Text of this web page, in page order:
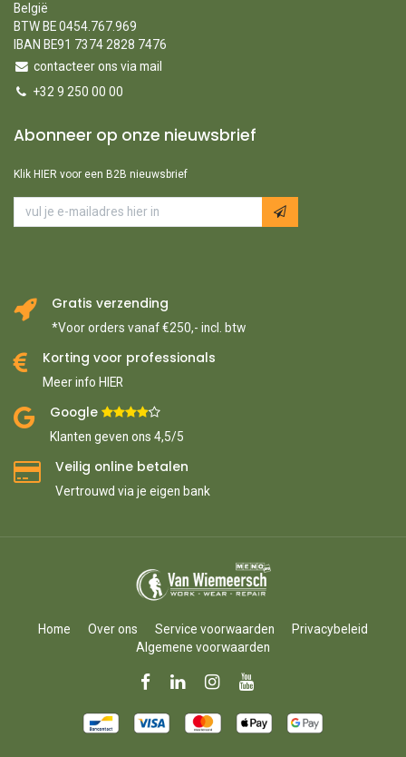
België
BTW BE 0454.767.969
IBAN BE91 7374 2828 7476
contacteer ons via mail
+32 9 250 00 00
Abonneer op onze nieuwsbrief
Klik HIER voor een B2B nieuwsbrief
Gratis verzending
*Voor orders vanaf €250,- incl. btw
Korting voor professionals
Meer info HIER
Google ​
Klanten geven ons 4,5/5
Veilig online betalen
Vertrouwd via je eigen bank
Home Over ons Service voorwaarden
Privacybeleid
Algemene voorwaarden